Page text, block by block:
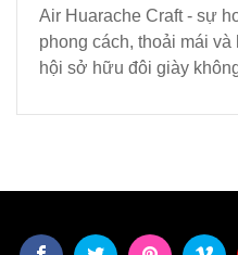
Air Huarache Craft - sự
phong cách, thoải mái
hội sở hữu đôi giày